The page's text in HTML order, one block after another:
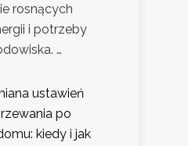
rosnących
i potrzeby
…
ustawień
po
kiedy i jak